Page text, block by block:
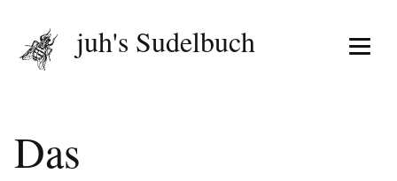
Menü
juh's Sudelbuch
Das